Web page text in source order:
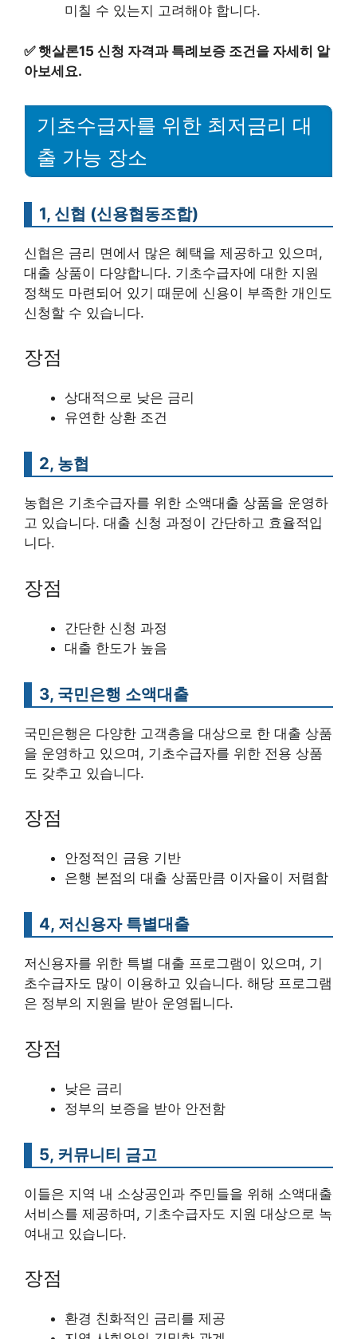
미칠 수 있는지 고려해야 합니다.
✅ 햇살론15 신청 자격과 특례보증 조건을 자세히 알
아보세요.
기초수급자를 위한 최저금리 대
출 가능 장소
1, 신협 (신용협동조합)
신협은 금리 면에서 많은 혜택을 제공하고 있으며,
대출 상품이 다양합니다. 기초수급자에 대한 지원
정책도 마련되어 있기 때문에 신용이 부족한 개인도
신청할 수 있습니다.
장점
상대적으로 낮은 금리
유연한 상환 조건
2, 농협
농협은 기초수급자를 위한 소액대출 상품을 운영하
고 있습니다. 대출 신청 과정이 간단하고 효율적입
니다.
장점
간단한 신청 과정
대출 한도가 높음
3, 국민은행 소액대출
국민은행은 다양한 고객층을 대상으로 한 대출 상품
을 운영하고 있으며, 기초수급자를 위한 전용 상품
도 갖추고 있습니다.
장점
안정적인 금융 기반
은행 본점의 대출 상품만큼 이자율이 저렴함
4, 저신용자 특별대출
저신용자를 위한 특별 대출 프로그램이 있으며, 기
초수급자도 많이 이용하고 있습니다. 해당 프로그램
은 정부의 지원을 받아 운영됩니다.
장점
낮은 금리
정부의 보증을 받아 안전함
5, 커뮤니티 금고
이들은 지역 내 소상공인과 주민들을 위해 소액대출
서비스를 제공하며, 기초수급자도 지원 대상으로 녹
여내고 있습니다.
장점
환경 친화적인 금리를 제공